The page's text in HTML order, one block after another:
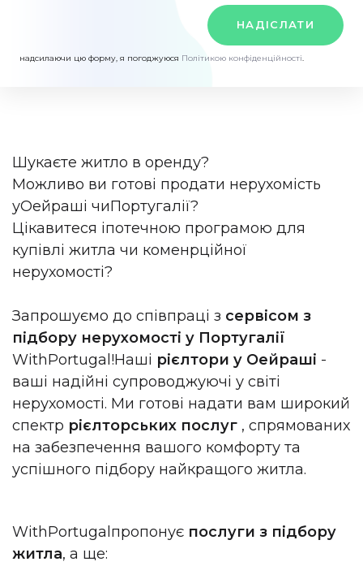
НАДІСЛАТИ
надсилаючи цю форму, я погоджуюся Політикою конфіденційності.
Шукаєте житло в оренду?
Можливо ви готові продати нерухомість
уОейраші чиПортугалії?
Цікавитеся іпотечною програмою для
купівлі житла чи коменрційної
нерухомості?
Запрошуємо до співпраці з сервісом з
підбору нерухомості у Португалії
WithPortugal!Наші рієлтори у Оейраші -
ваші надійні супроводжуючі у світі
нерухомості. Ми готові надати вам широкий
спектр рієлторських послуг , спрямованих
на забезпечення вашого комфорту та
успішного підбору найкращого житла.
WithPortugal пропонує послуги з підбору
житла, а ще: